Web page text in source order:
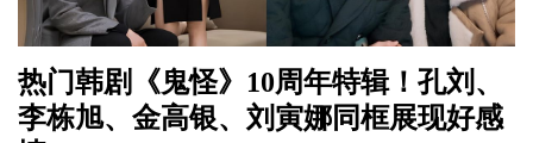
热门韩剧《鬼怪》10周年特辑！孔刘、
李栋旭、金高银、刘寅娜同框展现好感